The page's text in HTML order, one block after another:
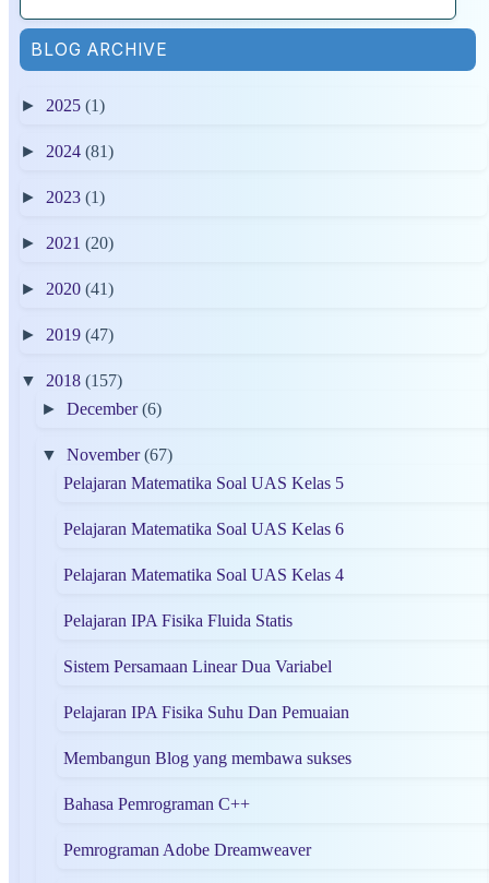
BLOG ARCHIVE
► 2025 (1)
► 2024 (81)
► 2023 (1)
► 2021 (20)
► 2020 (41)
► 2019 (47)
▼ 2018 (157)
►December(6)
▼November(67)
Pelajaran Matematika Soal UAS Kelas 5
Pelajaran Matematika Soal UAS Kelas 6
Pelajaran Matematika Soal UAS Kelas 4
Pelajaran IPA Fisika Fluida Statis
Sistem Persamaan Linear Dua Variabel
Pelajaran IPA Fisika Suhu Dan Pemuaian
Membangun Blog yang membawa sukses
Bahasa Pemrograman C++
Pemrograman Adobe Dreamweaver